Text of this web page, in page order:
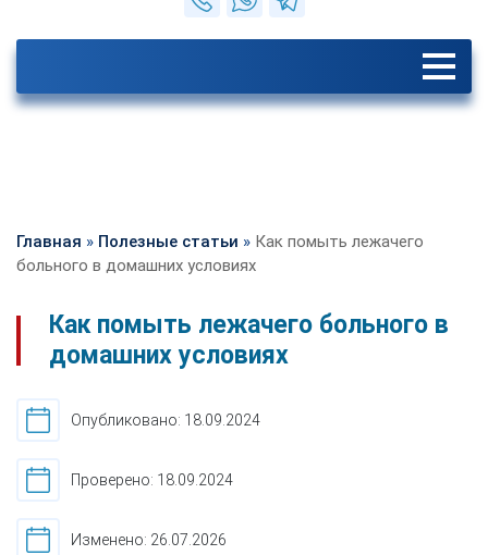
Главная » Полезные статьи » Как помыть лежачего
больного в домашних условиях
Как помыть лежачего больного в
домашних условиях
Опубликовано: 18.09.2024
Проверено: 18.09.2024
Изменено: 26.07.2026